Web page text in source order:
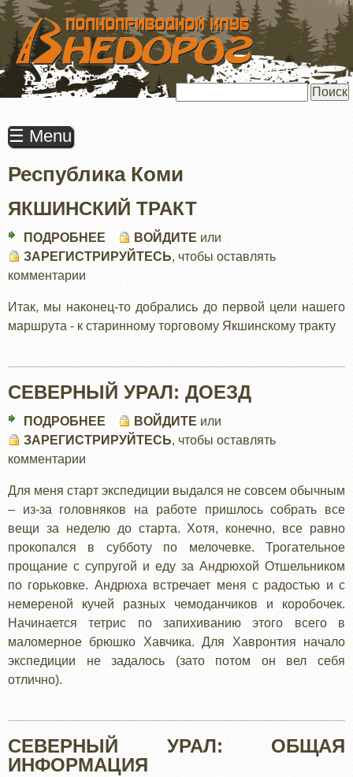
ПЕРЕЙТИ
ОСНОВНОМУ
СОДЕРЖАНИЮ
☰ Menu
Республика Коми
ЯКШИНСКИЙ ТРАКТ
ПОДРОБНЕЕ
ЯКШИНСКИЙ
ВОЙДИТЕ или
ЗАРЕГИСТРИРУЙТЕСЬ, чтобы оставлять
комментарии
Итак, мы наконец-то добрались до первой цели нашего
маршрута - к старинному торговому Якшинскому тракту
СЕВЕРНЫЙ УРАЛ: ДОЕЗД
ПОДРОБНЕЕ
СЕВЕРНЫЙ
ВОЙДИТЕ или
ЗАРЕГИСТРИРУЙТЕСЬ, чтобы оставлять
комментарии
Для меня старт экспедиции выдался не совсем обычным
– из-за головняков на работе пришлось собрать все
вещи за неделю до старта. Хотя, конечно, все равно
прокопался в субботу по мелочевке. Трогательное
прощание с супругой и еду за Андрюхой Отшельником
по горьковке. Андрюха встречает меня с радостью и с
немереной кучей разных чемоданчиков и коробочек.
Начинается тетрис по запихиванию этого всего в
маломерное брюшко Хавчика. Для Хавронтия начало
экспедиции не задалось (зато потом он вел себя
отлично).
СЕВЕРНЫЙ УРАЛ: ОБЩАЯ
ИНФОРМАЦИЯ